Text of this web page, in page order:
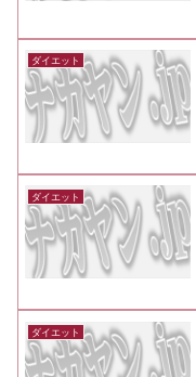
ダイエット
ダイエット
ダイエット